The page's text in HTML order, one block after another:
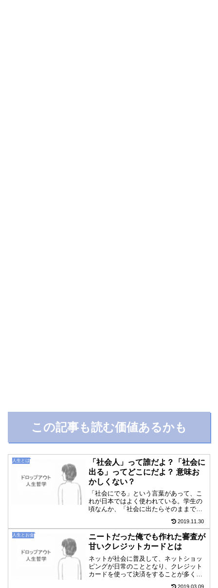
この記事も読む価値あるかも
人生とは
「社会人」って誰だよ？「社会に
出る」ってどこにだよ？ 意味お
かしくない？
「社会にでる」という言葉があって、こ
れが日本ではよく使われている。学生の
頃なんか、「社会に出たらそのままでは
ぞ」とか度々言われた。この「社会」と
は何のことだろうか。普通の大人が言う
この「社会」の意味は「自分...
2019.11.30
人生とお金
ニートだった俺でも作れた審査が
甘いクレジットカードとは
ネットが社会に普及して、ネットショッ
ピングが日常のこととなり、クレジット
カードを使って決済をすることが多くな
2019.03.09